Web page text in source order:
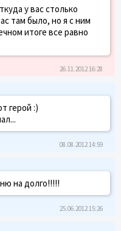
у вас столько
там было, но я с ним
итоге все равно
26.11.2012 16:28
герой :)
08.08.2012 14:59
на долго!!!!!
25.06.2012 15:26